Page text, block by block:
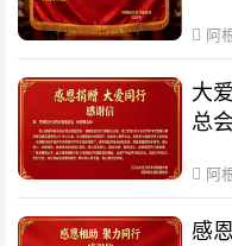
阿
大
总
阿
感